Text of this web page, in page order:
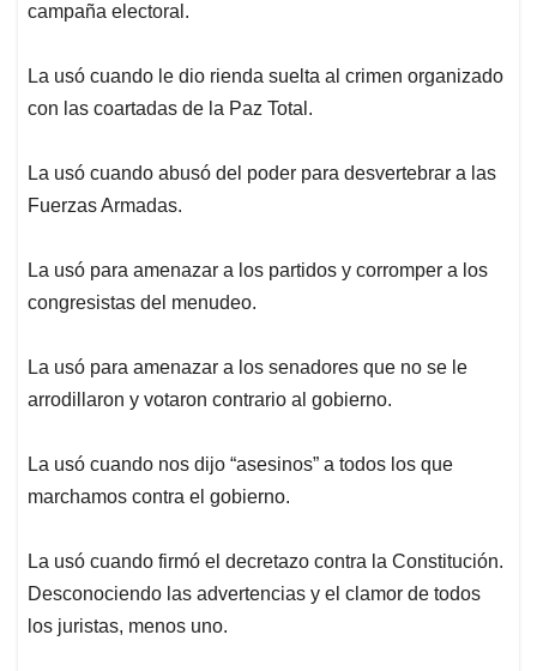
campaña electoral.
La usó cuando le dio rienda suelta al crimen organizado
con las coartadas de la Paz Total.
La usó cuando abusó del poder para desvertebrar a las
Fuerzas Armadas.
La usó para amenazar a los partidos y corromper a los
congresistas del menudeo.
La usó para amenazar a los senadores que no se le
arrodillaron y votaron contrario al gobierno.
La usó cuando nos dijo “asesinos” a todos los que
marchamos contra el gobierno.
La usó cuando firmó el decretazo contra la Constitución.
Desconociendo las advertencias y el clamor de todos
los juristas, menos uno.